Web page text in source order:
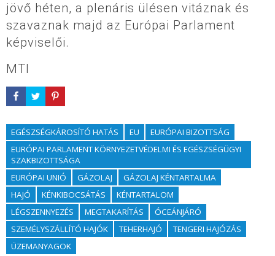
jövő héten, a plenáris ülésen vitáznak és
szavaznak majd az Európai Parlament
képviselői.
MTI
EGÉSZSÉGKÁROSÍTÓ HATÁS EU
EURÓPAI BIZOTTSÁG
EURÓPAI PARLAMENT KÖRNYEZETVÉDELMI ÉS EGÉSZSÉGÜGYI
SZAKBIZOTTSÁGA
EURÓPAI UNIÓ
GÁZOLAJ
GÁZOLAJ KÉNTARTALMA
HAJÓ
KÉNKIBOCSÁTÁS
KÉNTARTALOM
LÉGSZENNYEZÉS
MEGTAKARÍTÁS
ÓCEÁNJÁRÓ
SZEMÉLYSZÁLLÍTÓ HAJÓK
TEHERHAJÓ
TENGERI HAJÓZÁS
ÜZEMANYAGOK